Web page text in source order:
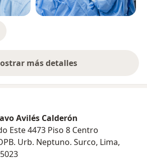
más detalles
sobre la experiencia
Avilés Calderón
Este 4473 Piso 8 Centro
Urb. Neptuno. Surco, Lima,